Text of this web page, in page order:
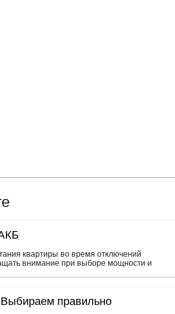
квартиры во время отключений
внимание при выборе мощности и
Выбираем правильно